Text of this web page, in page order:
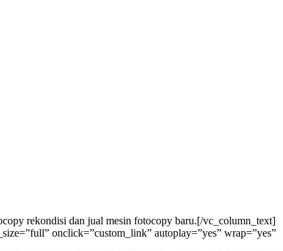
rekondisi dan jual mesin fotocopy baru.[/vc_column_text]
onclick=”custom_link” autoplay=”yes” wrap=”yes”